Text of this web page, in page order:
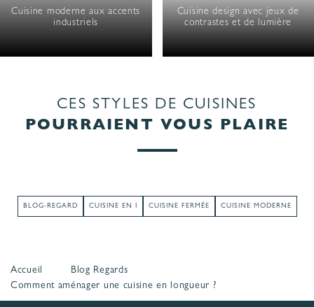
Cuisine moderne aux accents
industriels
Cuisine design avec jeux de
contrastes et de lumière
CES STYLES DE CUISINES
POURRAIENT VOUS PLAIRE
BLOG-REGARD CUISINE EN I CUISINE FERMÉE CUISINE MODERNE
Accueil
Blog Regards
Comment aménager une cuisine en longueur ?